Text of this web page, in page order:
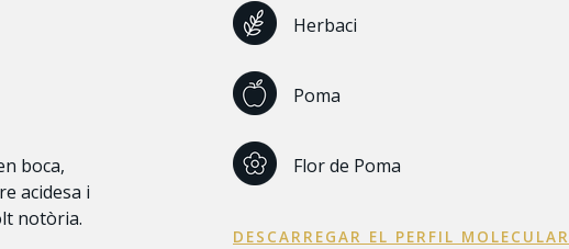
boca,
acidesa i
notòria.
Herbaci
Poma
Flor de Poma
DESCARREGAR EL PERFIL MOLECULAR